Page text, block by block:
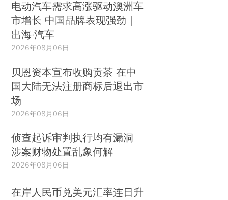
电动汽车需求高涨驱动澳洲车
市增长 中国品牌表现强劲｜
出海·汽车
2026年08月06日
贝恩资本宣布收购贡茶 在中
国大陆无法注册商标后退出市
场
2026年08月06日
侦查起诉审判执行均有漏洞
涉案财物处置乱象何解
2026年08月06日
在岸人民币兑美元汇率连日升